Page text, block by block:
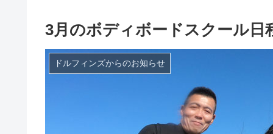
3月のボディボードスクール日
ドルフィンズからのお知らせ